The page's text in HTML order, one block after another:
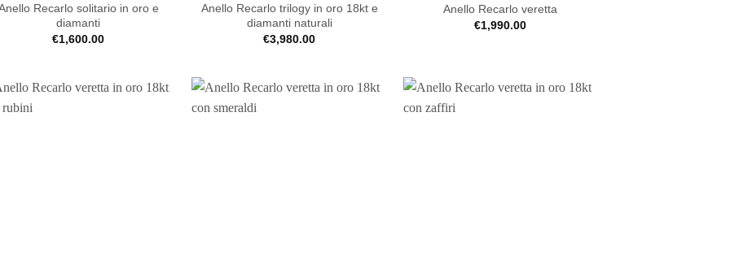
Recarlo solitario in oro e
diamanti
€1,600.00
Anello Recarlo trilogy in oro 18kt e
diamanti naturali
€3,980.00
Anello Recarlo veretta
€1,990.00